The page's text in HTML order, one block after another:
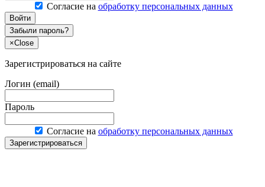
Согласие на обработку персональных данных
Войти
Забыли пароль?
×Close
Зарегистрироваться на сайте
Логин (email)
Пароль
Согласие на обработку персональных данных
Зарегистрироваться